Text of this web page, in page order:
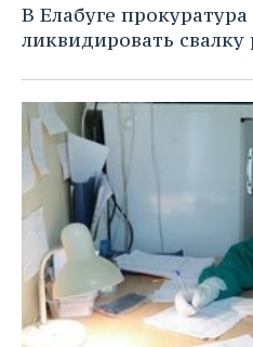
В Елабуге
ликвидировать